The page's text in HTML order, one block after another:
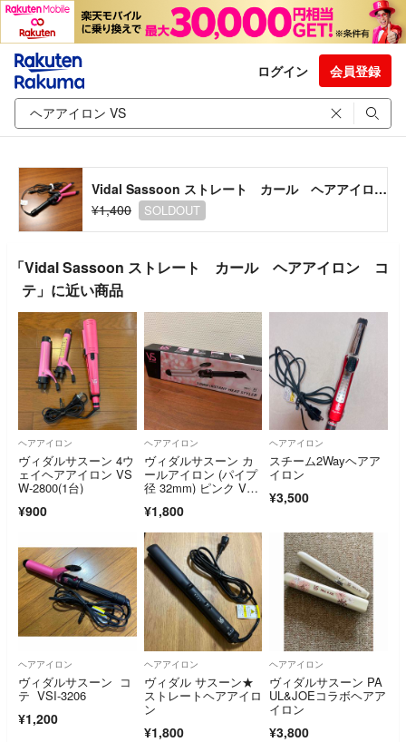
ログイン 会員登録
Vidal Sassoon ストレート カール ヘアアイロン コテ
¥1,400
SOLDOUT
「Vidal Sassoon ストレート カール ヘアアイロン コ
テ」に近い商品
ヘアアイロン
ヴィダルサスーン 4ウ
ェイヘアアイロン VS
W-2800(1台)
¥900
ヘアアイロン
ヴィダルサスーン カ
ールアイロン (パイプ
径 32mm) ピンク VSI-
¥1,800
ヘアアイロン
スチーム2Wayヘアア
イロン
¥3,500
ヘアアイロン
ヴィダルサスーン コ
テ VSI-3206
¥1,200
ヘアアイロン
ヴィダル サスーン★
ストレートヘアアイロ
ン
¥1,800
ヘアアイロン
ヴィダルサスーン PA
UL&JOEコラボヘアア
イロン
¥3,800